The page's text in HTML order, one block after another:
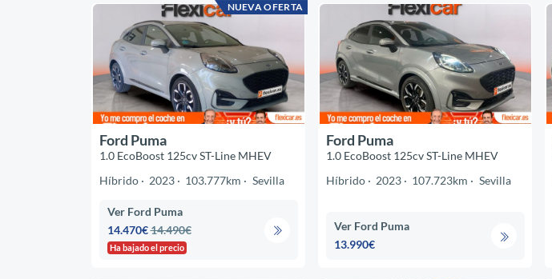
NUEVA OFERTA
Ford Puma
1.0 EcoBoost 125cv ST-Line MHEV
Híbrido
2023 103.777km Sevilla
Ver Ford Puma
14.470€14.490€
Ha bajado el precio
Ford Puma
1.0 EcoBoost 125cv ST-Line MHEV
Híbrido
2023 107.723km Sevilla
Ver Ford Puma
13.990€